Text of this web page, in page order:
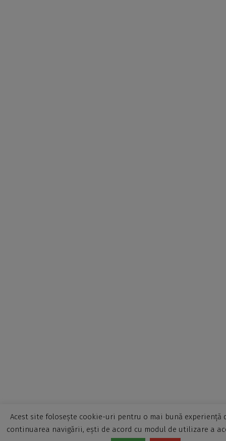
Acest site folosește cookie-uri pentru o mai bună experiență
continuarea navigării, ești de acord cu modul de utilizare a